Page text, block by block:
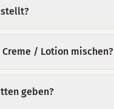
/ Lotion mischen?
geben?